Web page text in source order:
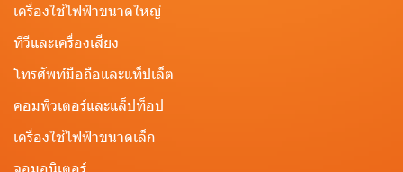
เครื่องใช้ไฟฟ้าขนาดใหญ่
ทีวีและเครื่องเสียง
โทรศัพท์มือถือและแท็ปเล็ต
คอมพิวเตอร์และแล็ปท็อป
เครื่องใช้ไฟฟ้าขนาดเล็ก
จอมอนิเตอร์